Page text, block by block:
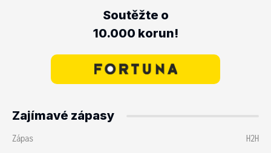
Soutěžte o
10.000 korun!
Zajímavé zápasy
Zápas
H2H